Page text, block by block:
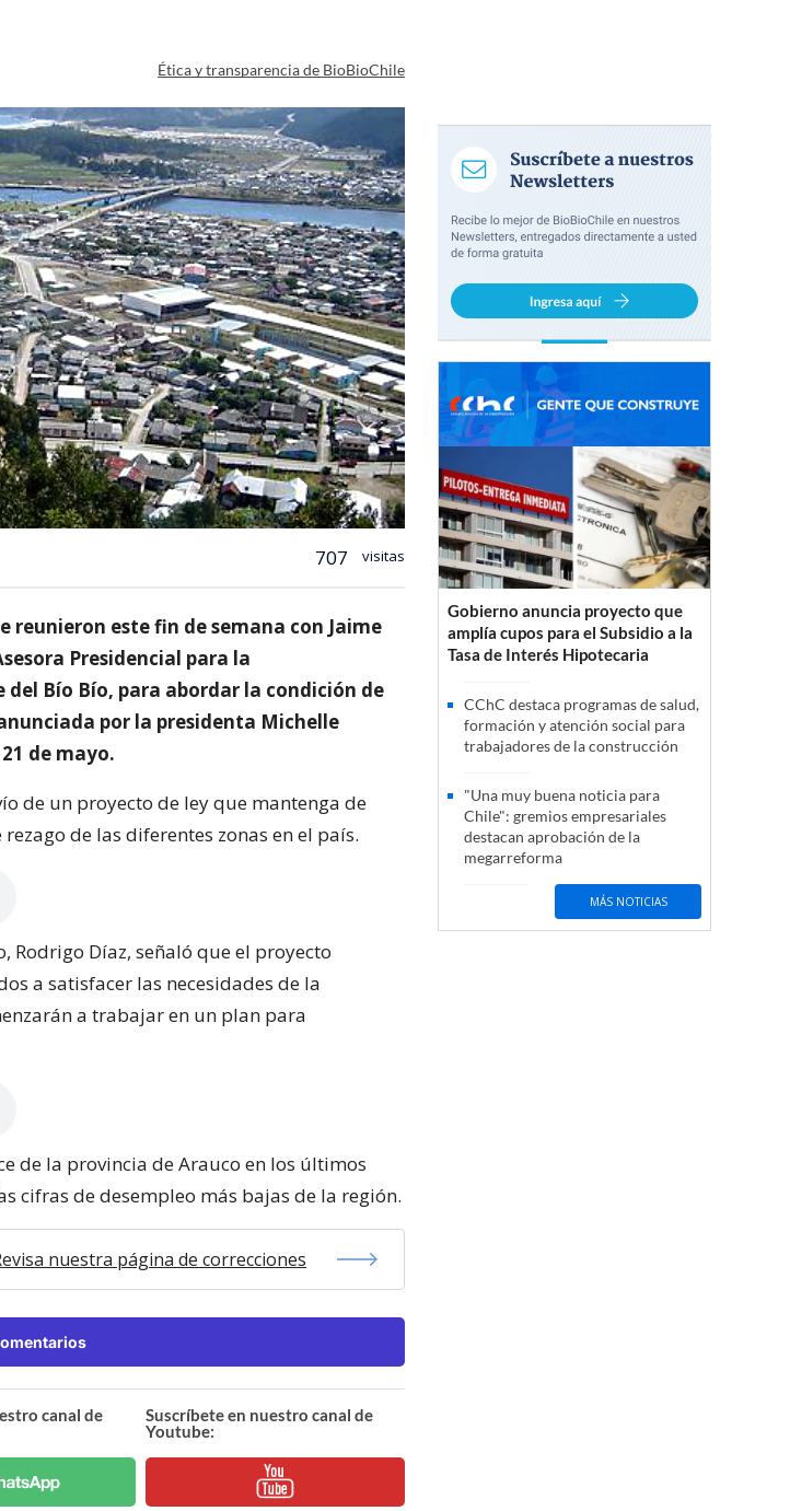
Ética y transparencia de BioBioChile
707 visitas
reunieron este fin de semana con Jaime
Presidencial para la
Bío Bío, para abordar la condición de
por la presidenta Michelle
de mayo.
de un proyecto de ley que mantenga de
de las diferentes zonas en el país.
Rodrigo Díaz, señaló que el proyecto
a satisfacer las necesidades de la
a trabajar en un plan para
de la provincia de Arauco en los últimos
cifras de desempleo más bajas de la región.
nuestra página de correcciones
canal de
Suscríbete en nuestro canal de
Youtube:
Gobierno anuncia proyecto que
amplía cupos para el Subsidio a la
Tasa de Interés Hipotecaria
CChC destaca programas de salud,
formación y atención social para
trabajadores de la construcción
"Una muy buena noticia para
Chile": gremios empresariales
destacan aprobación de la
megarreforma
MÁS NOTICIAS